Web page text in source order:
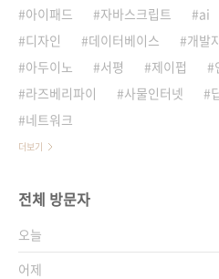
아이패드
자바스크립트 ai
디자인
데이터베이스 개발
아두이노
서평 제이펍
라즈베리파이
사물인터넷
네트워크
더보기
전체 방문자
오늘
어제